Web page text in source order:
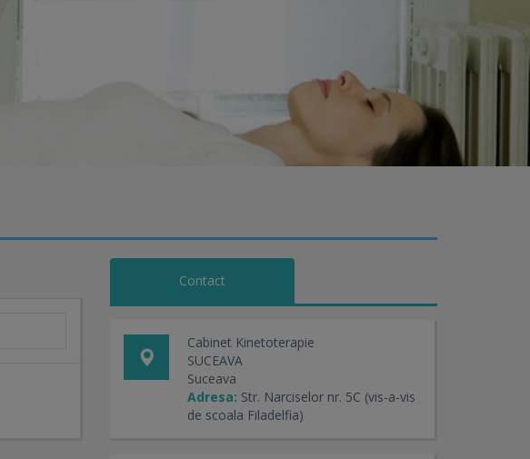
Contact
Cabinet Kinetoterapie
SUCEAVA
Suceava
Adresa: Str. Narciselor nr. 5C (vis-a-vis
de scoala Filadelfia)